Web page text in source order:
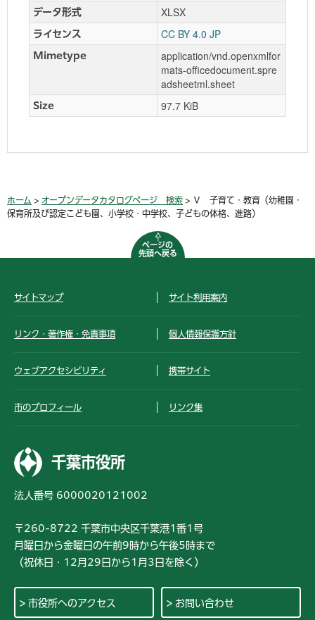
データ形式 XLSX
ライセンス CC BY 4.0 JP
Mimetype
application/vnd.openxmlfor
mats-officedocument.spre
adsheetml.sheet
Size 97.7 KiB
ホーム > オープンデータカタログページ 検索 > Ⅴ 子育て・教育（幼稚園・
保育所及び認定こども園、小学校・中学校、子どもの体格、進路）
ページの
先頭へ戻る
サイトマップ サイト利用案内
リンク・著作権・免責事項 個人情報保護方針
ウェブアクセシビリティ 携帯サイト
市のプロフィール リンク集
千葉市役所
法人番号 6000020121002
〒260-8722 千葉市中央区千葉港1番1号
月曜日から金曜日の午前9時から午後5時まで
（祝休日・12月29日から1月3日を除く）
市役所へのアクセス お問い合わせ